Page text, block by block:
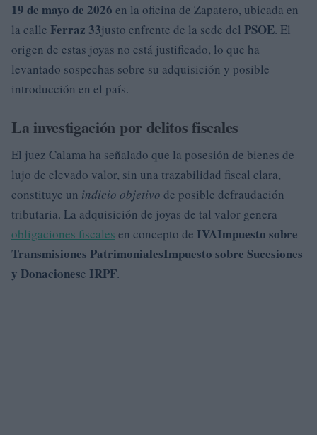
19 de mayo de 2026 en la oficina de Zapatero, ubicada en
la calle Ferraz 33justo enfrente de la sede del PSOE. El
origen de estas joyas no está justificado, lo que ha
levantado sospechas sobre su adquisición y posible
introducción en el país.
La investigación por delitos fiscales
El juez Calama ha señalado que la posesión de bienes de
lujo de elevado valor, sin una trazabilidad fiscal clara,
constituye un indicio objetivo de posible defraudación
tributaria. La adquisición de joyas de tal valor genera
obligaciones fiscales en concepto de IVAImpuesto sobre
Transmisiones PatrimonialesImpuesto sobre Sucesiones
y Donacionese IRPF.